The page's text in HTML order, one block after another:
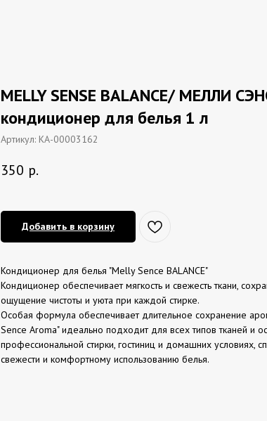
MELLY SENSE BALANCE/ МЕЛЛИ
кондиционер для белья 1 л
Артикул: КА-00003162
350 р.
Добавить в корзину
Кондиционер для белья "Melly Sence BALANCE"
Кондиционер обеспечивает мягкость и свежесть ткани,
ощущение чистоты и уюта при каждой стирке.
Особая формула обеспечивает длительное сохранение
Sence Aroma" идеально подходит для всех типов тканей и
профессиональной стирки, гостиниц и домашних условиях,
свежести и комфортному использованию белья.